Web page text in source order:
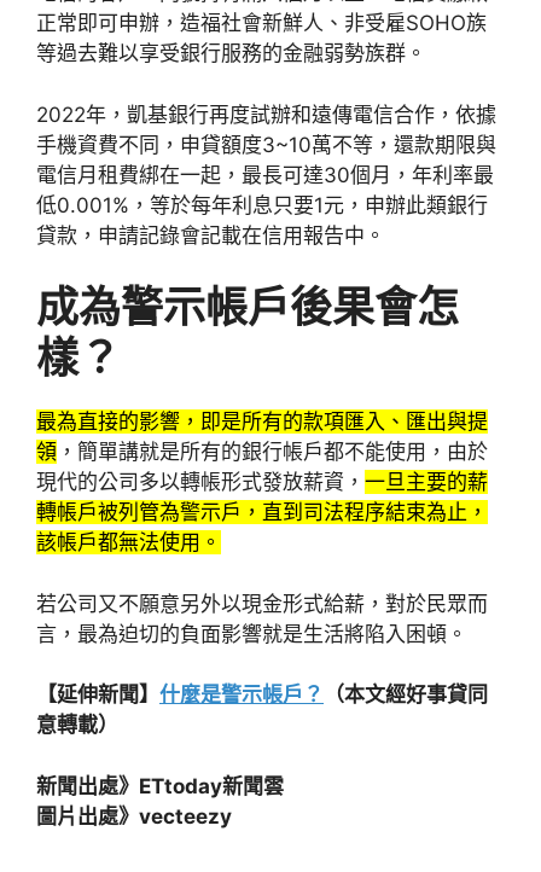
正常即可申辦，造福社會新鮮人、非受雇SOHO族
等過去難以享受銀行服務的金融弱勢族群。
2022年，凱基銀行再度試辦和遠傳電信合作，依據
手機資費不同，申貸額度3~10萬不等，還款期限與
電信月租費綁在一起，最長可達30個月，年利率最
低0.001%，等於每年利息只要1元，申辦此類銀行
貸款，申請記錄會記載在信用報告中。
成為警示帳戶後果會怎
樣？
最為直接的影響，即是所有的款項匯入、匯出與提
領 ，簡單講就是所有的銀行帳戶都不能使用，由於
現代的公司多以轉帳形式發放薪資， 一旦主要的薪
轉帳戶被列管為警示戶，直到司法程序結束為止，
該帳戶都無法使用。
若公司又不願意另外以現金形式給薪，對於民眾而
言，最為迫切的負面影響就是生活將陷入困頓。
【延伸新聞】 什麼是警示帳戶？
（本文經好事貸同
意轉載）
新聞出處》ETtoday新聞雲
圖片出處》vecteezy